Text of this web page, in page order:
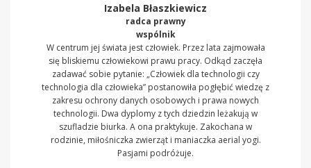
Izabela Błaszkiewicz
radca prawny
wspólnik
W centrum jej świata jest człowiek. Przez lata zajmowała
się bliskiemu człowiekowi prawu pracy. Odkąd zaczęła
zadawać sobie pytanie: „Człowiek dla technologii czy
technologia dla człowieka” postanowiła pogłębić wiedzę z
zakresu ochrony danych osobowych i prawa nowych
technologii. Dwa dyplomy z tych dziedzin leżakują w
szufladzie biurka. A ona praktykuje. Zakochana w
rodzinie, miłośniczka zwierząt i maniaczka aerial yogi.
Pasjami podróżuje.